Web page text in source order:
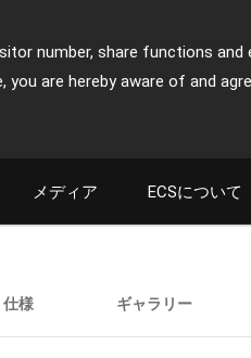
number, share functions and
are hereby aware of and
メディア ECSについて
仕様 ギャラリー